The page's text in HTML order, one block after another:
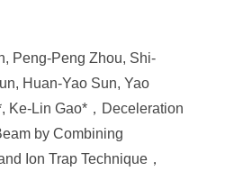
Peng-Peng Zhou, Shi-
Huan-Yao Sun, Yao
Ke-Lin Gao*，Deceleration
by Combining
Ion Trap Technique，